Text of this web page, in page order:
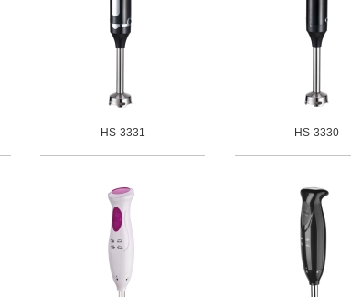
HS-3331 HS-3330